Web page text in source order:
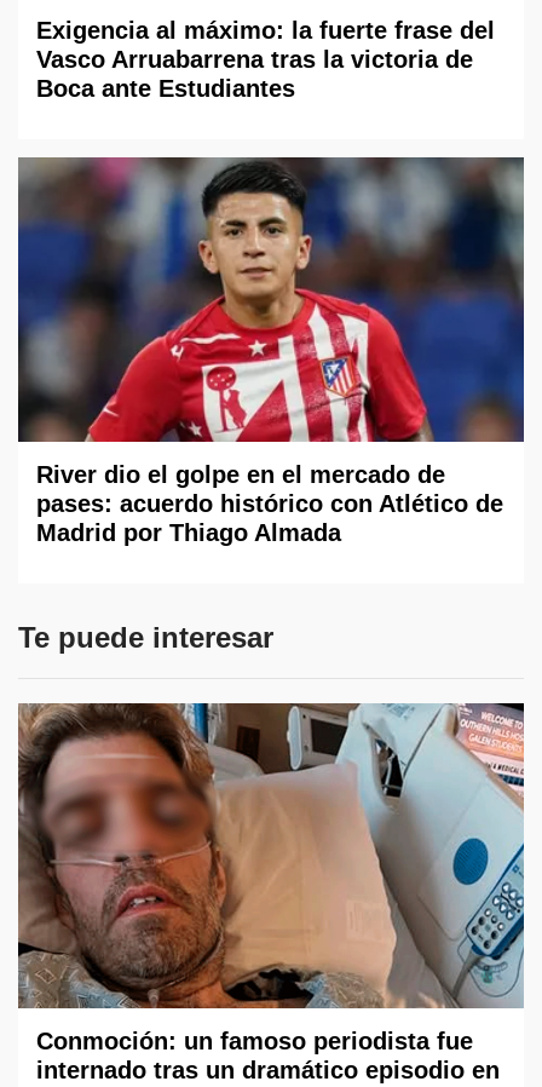
Exigencia al máximo: la fuerte frase del
Vasco Arruabarrena tras la victoria de
Boca ante Estudiantes
River dio el golpe en el mercado de
pases: acuerdo histórico con Atlético de
Madrid por Thiago Almada
Te puede interesar
Conmoción: un famoso periodista fue
internado tras un dramático episodio en